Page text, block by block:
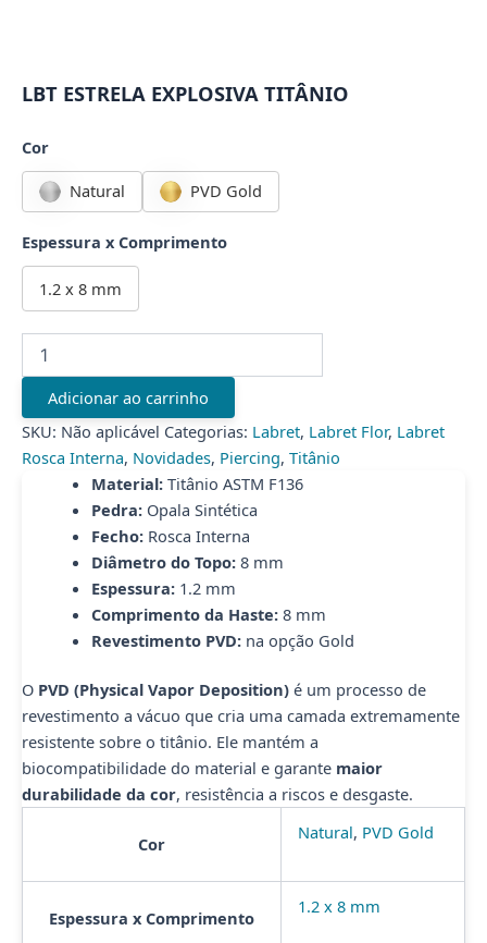
LBT ESTRELA EXPLOSIVA TITÂNIO
Cor
Natural PVD Gold
Espessura x Comprimento
1.2 x 8 mm
ESTRELA
EXPLOSIVA
TITÂNIO
quantidade
Adicionar ao carrinho
SKU: Não aplicável Categorias: Labret, Labret Flor, Labret
Rosca Interna, Novidades, Piercing, Titânio
Material:Titânio ASTM F136
Pedra:Opala Sintética
Fecho:Rosca Interna
Diâmetro do Topo: 8 mm
Espessura:1.2 mm
Comprimento da Haste:8 mm
Revestimento PVD:na opção Gold
O PVD (Physical Vapor Deposition) é um processo de
revestimento a vácuo que cria uma camada extremamente
resistente sobre o titânio. Ele mantém a
biocompatibilidade do material e garante maior
durabilidade da cor, resistência a riscos e desgaste.
Cor
Natural, PVD Gold
Espessura x Comprimento
1.2 x 8 mm